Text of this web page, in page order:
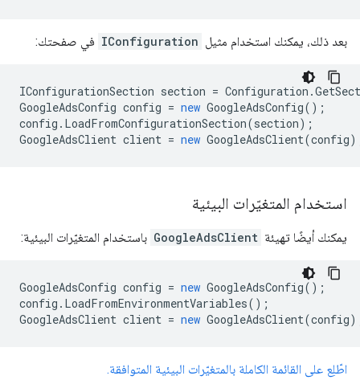
بعد ذلك، يمكنك استخدام مثيل IConfiguration في صفحتك:
IConfigurationSection section = Configuration .
GoogleAdsConfig config = new GoogleAdsConfig();
config . LoadFromConfigurationSection(section);
GoogleAdsClient client = new GoogleAdsClient(config
استخدام المتغيّرات البيئية
يمكنك أيضًا تهيئة GoogleAdsClient باستخدام المتغيّرات البيئية:
GoogleAdsConfig config = new GoogleAdsConfig();
config . LoadFromEnvironmentVariables();
GoogleAdsClient client = new GoogleAdsClient(config
اطّلِع على القائمة الكاملة بالمتغيّرات البيئية المتوافقة.